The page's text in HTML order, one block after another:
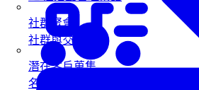
潛在客戶蒐集
名牌掃描蒐集商機
社群聚會
社群與交流活動